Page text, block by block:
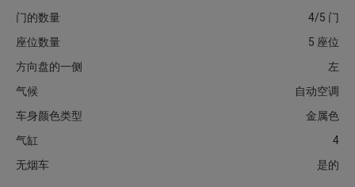
门的数量
4/5 门
座位数量
5 座位
方向盘的一侧
左
气候
自动空调
车身颜色类型
金属色
气缸
4
无烟车
是的